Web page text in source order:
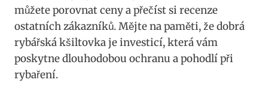
můžete ⁣porovnat ceny a přečíst si ‌recenze
ostatních zákazníků. Mějte na paměti,⁤ že ‍dobrá
rybářská kšiltovka je investicí, která vám
poskytne dlouhodobou ochranu a pohodlí při
rybaření.